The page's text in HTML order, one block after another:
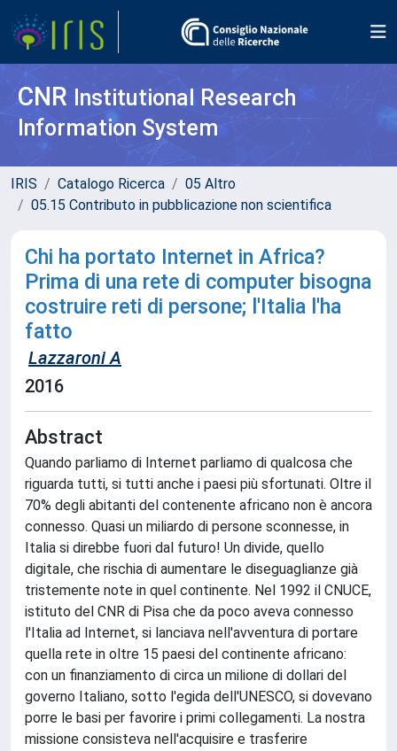
CNR Institutional Research
Information System
IRIS Catalogo Ricerca
05 Altro
05.15 Contributo in pubblicazione non scientifica
Chi ha portato Internet in Africa?
Prima di una rete di computer bisogna
costruire reti di persone; l'Italia l'ha
fatto
Lazzaroni A
2016
Abstract
Quando parliamo di Internet parliamo di qualcosa che
riguarda tutti, si tutti anche i paesi più sfortunati. Oltre il
70% degli abitanti del contenente africano non è ancora
connesso. Quasi un miliardo di persone sconnesse, in
Italia si direbbe fuori dal futuro! Un divide, quello
digitale, che rischia di aumentare le diseguaglianze già
tristemente note in quel continente. Nel 1992 il CNUCE,
istituto del CNR di Pisa che da poco aveva connesso
l'Italia ad Internet, si lanciava nell'avventura di portare
quella rete in oltre 15 paesi del continente africano:
con un finanziamento di circa un milione di dollari del
governo Italiano, sotto l'egida dell'UNESCO, si dovevano
porre le basi per favorire i primi collegamenti. La nostra
missione consisteva nell'acquisire e trasferire